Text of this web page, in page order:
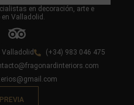
en decoración, arte e
Valladolid.
Valladolid
(+34) 983 046 475